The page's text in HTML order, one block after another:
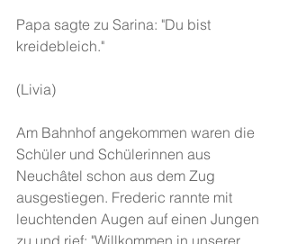
Papa sagte zu Sarina: "Du bist
kreidebleich."
(Livia)
Am Bahnhof angekommen waren die
Schüler und Schülerinnen aus
Neuchâtel schon aus dem Zug
ausgestiegen. Frederic rannte mit
leuchtenden Augen auf einen Jungen
zu und rief: "Willkommen in unserer